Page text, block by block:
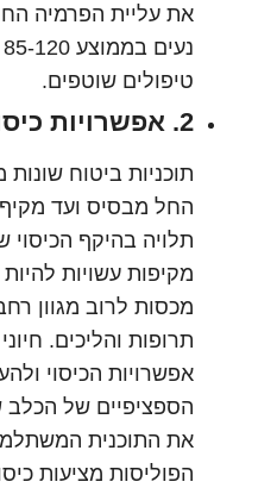
את עליית הפרמיה החודשית
נעים בממוצע
טיפולים שוטפים.
תוכניות ביטוח שונות מציעות
החל מבסיס ועד מקיף. עלות
תלויה בהיקף הכיסוי
מקיפות עשויות להיות פרמיות
מכסות לרוב מגוון רחב יותר
תרופות והליכים. חיוני
אפשרויות הכיסוי ולהעריך
הספציפיים של הכלב שלך.
את התוכנית המשתלמת